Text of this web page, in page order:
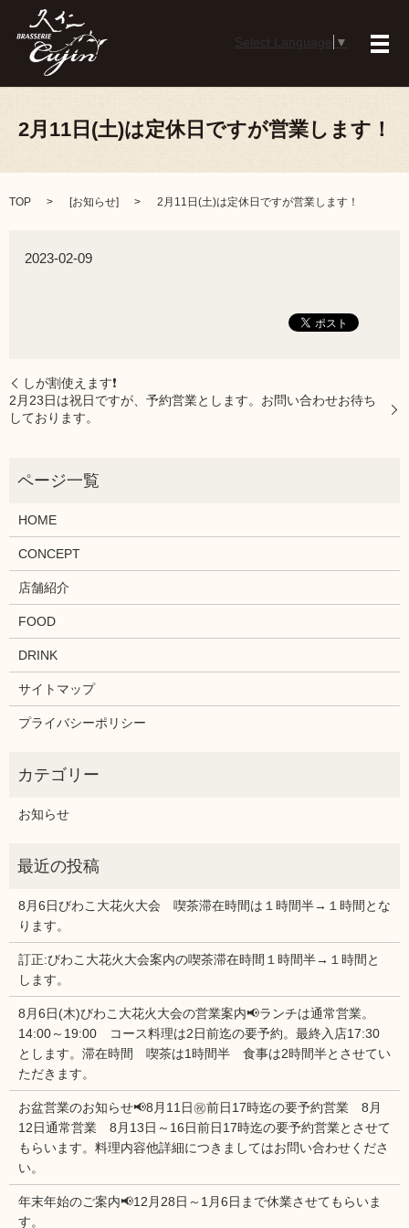
Select Language ▼
メ
2月11日(土)は定休日ですが営業します！
TOP [お知らせ] 2月11日(土)は定休日ですが営業します！
2023-02-09
しが割使えます❗
2月23日は祝日ですが、予約営業とします。お問い合わせお待ち
しております。
HOME
CONCEPT
店舗紹介
FOOD
DRINK
サイトマップ
プライバシーポリシー
お知らせ
8月6日びわこ大花火大会 喫茶滞在時間は１時間半→１時間とな
ります。
訂正:びわこ大花火大会案内の喫茶滞在時間１時間半→１時間と
します。
8月6日(木)びわこ大花火大会の営業案内📢ランチは通常営業。
14:00～19:00 コース料理は2日前迄の要予約。最終入店17:30
とします。滞在時間 喫茶は1時間半 食事は2時間半とさせてい
ただきます。
お盆営業のお知らせ📢8月11日㊗前日17時迄の要予約営業 8月
12日通常営業 8月13日～16日前日17時迄の要予約営業とさせて
もらいます。料理内容他詳細につきましてはお問い合わせくださ
い。
年末年始のご案内📢12月28日～1月6日まで休業させてもらいま
す。